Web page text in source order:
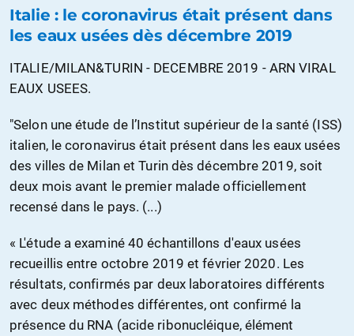
Italie : le coronavirus était présent dans
les eaux usées dès décembre 2019
ITALIE/MILAN&TURIN - DECEMBRE 2019 - ARN VIRAL
EAUX USEES.
"Selon une étude de l’Institut supérieur de la santé (ISS)
italien, le coronavirus était présent dans les eaux usées
des villes de Milan et Turin dès décembre 2019, soit
deux mois avant le premier malade officiellement
recensé dans le pays. (...)
« L'étude a examiné 40 échantillons d'eaux usées
recueillis entre octobre 2019 et février 2020. Les
résultats, confirmés par deux laboratoires différents
avec deux méthodes différentes, ont confirmé la
présence du RNA (acide ribonucléique, élément